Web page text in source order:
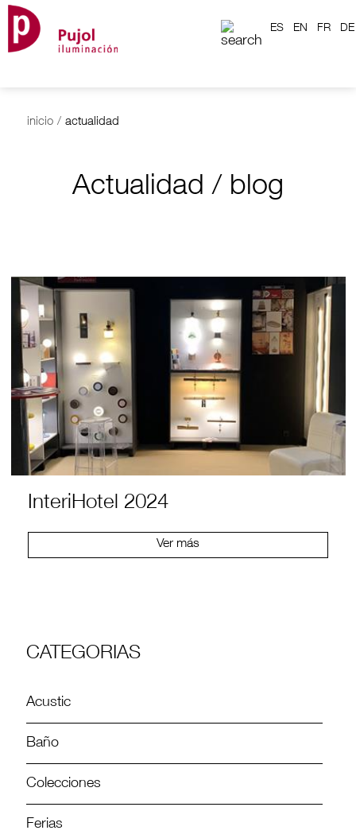
ES EN FR DE
inicio / actualidad
Actualidad / blog
InteriHotel 2024
Ver más
CATEGORIAS
Acustic
Baño
Colecciones
Ferias